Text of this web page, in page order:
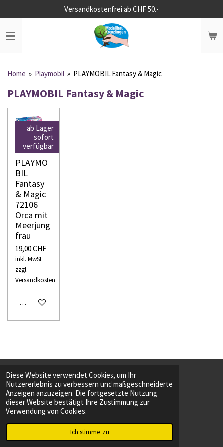
Diese Website verwendet Cookies, um Ihr
Nutzererlebnis zu verbessern und maßgeschneiderte
Anzeigen anzuzeigen. Die fortgesetzte Nutzung
dieser Website bestätigt Ihre Zustimmung zur
Verwendung von Cookies.
Ich stimme zu
Hauptinhalt
springen
Versandkostenfrei ab CHF 50.-
Home » Playmobil » PLAYMOBIL Fantasy & Magic
PLAYMOBIL Fantasy & Magic
ab Lager
sofort
verfügbar
PLAYMO
BIL
Fantasy
& Magic
72106
Orca mit
Meerjung
frau
19,00 CHF
inkl. MwSt
zzgl.
Versandkosten
In den Warenkorb
F
a
c
e
b
o
T
i
k
T
o
Webseite erstellt von Webdesign Kreuzlingen
© 2023 Modellbau Kreuzlingen